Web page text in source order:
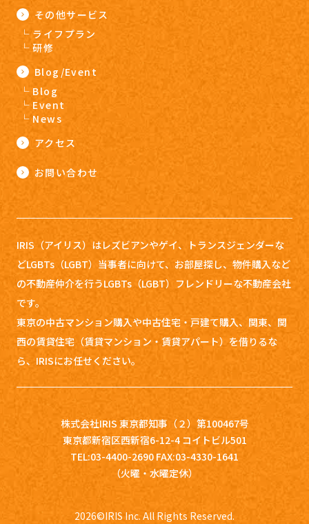
その他サービス
ライフプラン
研修
Blog/Event
Blog
Event
News
アクセス
お問い合わせ
IRIS（アイリス）はレズビアンやゲイ、トランスジェンダーな
どLGBTs（LGBT）当事者に向けて、お部屋探し、 物件購入など
の不動産仲介を行うLGBTs（LGBT）フレンドリーな不動産会社
です。
東京の中古マンション購入や中古住宅・戸建て購入、関東、関
西の賃貸住宅（賃貸マンション・賃貸アパート）を借りるな
ら、IRISにお任せください。
株式会社IRIS 東京都知事（２）第100467号
東京都新宿区西新宿6-12-4 コイトビル501
TEL:03-4400-2690 FAX:03-4330-1641
（火曜・水曜定休）
2026©IRIS Inc. All Rights Reserved.